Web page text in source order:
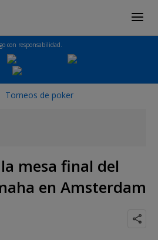
con responsabilidad.
Torneos de poker
mesa final del
en Amsterdam